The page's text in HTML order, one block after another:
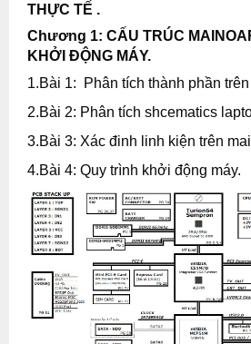
THỰC TẾ .
Chương 1: CẤU TRÚC
KHỞI ĐỘNG MÁY.
1.Bài 1: Phân tích thành phần
2.Bài 2: Phân tích shcematics
3.Bài 3: Xác đinh linh kiện trên
4.Bài 4: Quy trình khởi động máy.